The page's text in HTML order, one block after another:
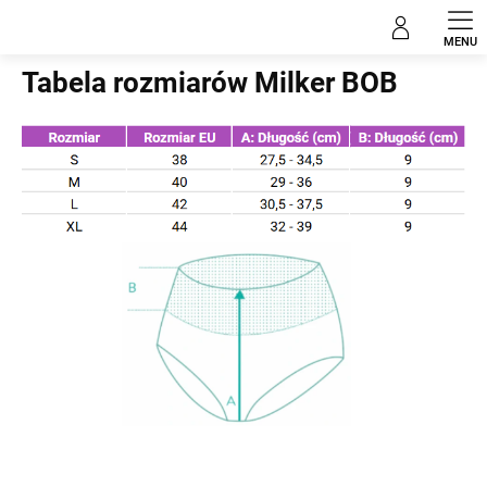
Tabela rozmiarów Milker BOB